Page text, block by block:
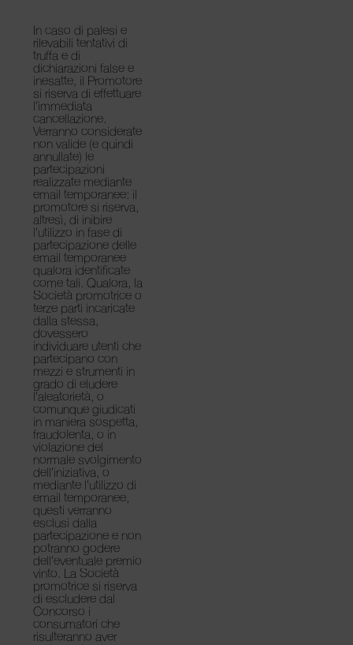
In caso di palesi e
rilevabili tentativi di
truffa e di
dichiarazioni false e
inesatte, il Promotore
si riserva di effettuare
l’immediata
cancellazione.
Verranno considerate
non valide (e quindi
annullate) le
partecipazioni
realizzate mediante
email temporanee: il
promotore si riserva,
altresì, di inibire
l’utilizzo in fase di
partecipazione delle
email temporanee
qualora identificate
come tali. Qualora, la
Società promotrice o
terze parti incaricate
dalla stessa,
dovessero
individuare utenti che
partecipano con
mezzi e strumenti in
grado di eludere
l’aleatorietà, o
comunque giudicati
in maniera sospetta,
fraudolenta, o in
violazione del
normale svolgimento
dell’iniziativa, o
mediante l’utilizzo di
email temporanee,
questi verranno
esclusi dalla
partecipazione e non
potranno godere
dell’eventuale premio
vinto. La Società
promotrice si riserva
di escludere dal
Concorso i
consumatori che
risulteranno aver